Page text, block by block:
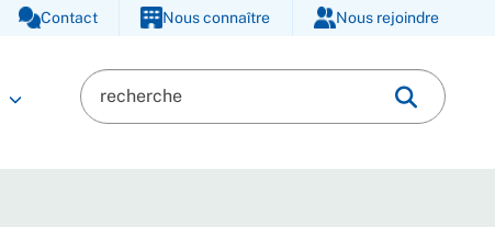
Contact Nous connaître Nous rejoindre